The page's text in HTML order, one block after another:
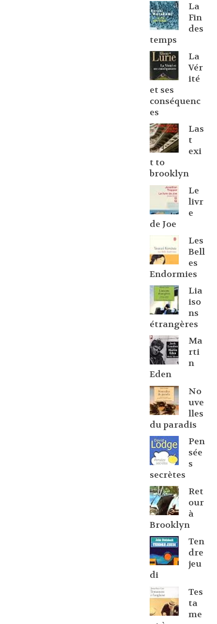
La
Fin
des
temps
La
Vér
ité
et ses
conséquenc
es
Las
t
exi
t to
brooklyn
Le
livr
e
de Joe
Les
Bell
es
Endormies
Lia
iso
ns
étrangères
Ma
rti
n
Eden
No
uve
lles
du paradis
Pen
sée
s
secrètes
Ret
our
à
Brooklyn
Ten
dre
jeu
di
Tes
ta
me